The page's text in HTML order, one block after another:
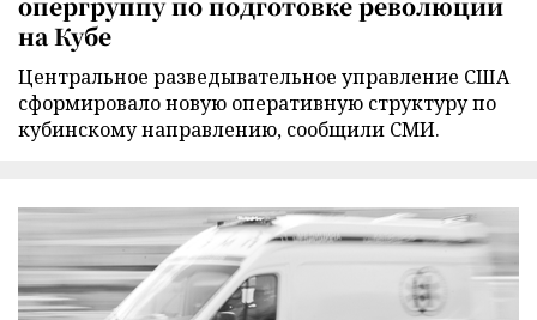
на Кубе
Центральное разведывательное управление США
сформировало новую оперативную структуру по
кубинскому направлению, сообщили СМИ.